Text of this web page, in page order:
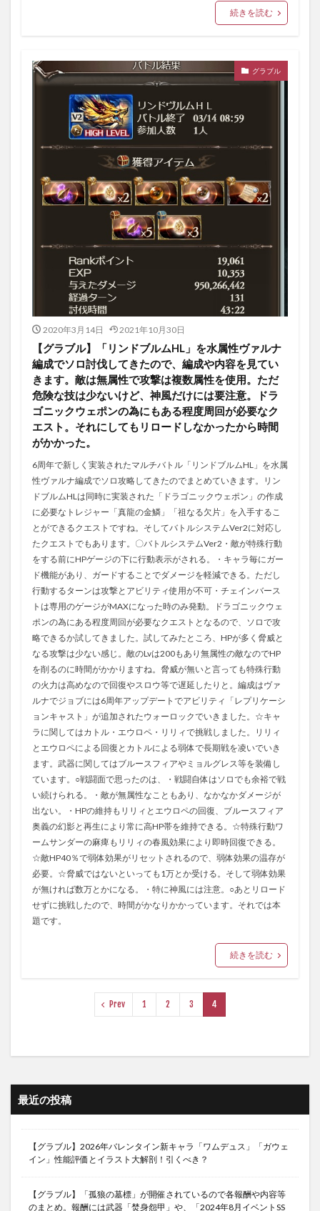
続きを読む
グラブル
2020年3月14日 2021年10月30日
【グラブル】「リンドブルムHL」を水属性ヴァルナ
編成でソロ討伐してきたので、編成や内容を見てい
きます。敵は無属性で攻撃は複数属性を使用。ただ
危険な技は少ないけど、神風だけには要注意。ドラ
ゴニックウェポンの為にもある程度周回が必要なク
エスト。それにしてもリロードしなかったから時間
がかかった。
6周年で新しく実装されたマルチバトル「リンドブルムHL」を水属
性ヴァルナ編成でソロ攻略してきたのでまとめていきます。リン
ドブルムHLは同時に実装された「ドラゴニックウェポン」の作成
に必要なトレジャー「真龍の金鱗」「祖なる欠片」を入手するこ
とができるクエストですね。そしてバトルシステムVer2に対応し
たクエストでもあります。〇バトルシステムVer2・敵が特殊行動
をする前にHPゲージの下に行動表示がされる。・キャラ毎にガー
ド機能があり、ガードすることでダメージを軽減できる。ただし
行動するターンは攻撃とアビリティ使用が不可・チェインバース
トは専用のゲージがMAXになった時のみ発動。ドラゴニックウェ
ポンの為にある程度周回が必要なクエストとなるので、ソロで攻
略できるか試してきました。試してみたところ、HPが多く脅威と
なる攻撃は少ない感じ。敵のLvは200もあり無属性の敵なのでHP
を削るのに時間がかかりますね。脅威が無いと言っても特殊行動
の火力は高めなので回復やスロウ等で遅延したりと。編成はヴァ
ルナでジョブには6周年アップデートでアビリティ「レプリケーシ
ョンキャスト」が追加されたウォーロックでいきました。☆キャ
ラに関してはカトル・エウロペ・リリィで挑戦しました。リリィ
とエウロペによる回復とカトルによる弱体で長期戦を凌いでいき
ます。武器に関してはブルースフィアやミョルグレス等を装備し
ています。○戦闘面で思ったのは、・戦闘自体はソロでも余裕で戦
い続けられる。・敵が無属性なこともあり、なかなかダメージが
出ない。・HPの維持もリリィとエウロペの回復、ブルースフィア
奥義の幻影と再生により常に高HP帯を維持できる。☆特殊行動ワ
ームサンダーの麻痺もリリィの春風効果により即時回復できる。
☆敵HP40％で弱体効果がリセットされるので、弱体効果の温存が
必要。☆脅威ではないといっても1万とか受ける。そして弱体効果
が無ければ数万とかになる。・特に神風には注意。○あとリロード
せずに挑戦したので、時間がかなりかかっています。それでは本
題です。
続きを読む
Prev 1 2 3 4
最近の投稿
【グラブル】2026年バレンタイン新キャラ「ワムデュス」「ガウェ
イン」性能評価とイラスト大解剖！引くべき？
【グラブル】「孤狼の墓標」が開催されているので各報酬や内容等
のまとめ。報酬には武器「焚身怨甲」や、「2024年8月イベントSS